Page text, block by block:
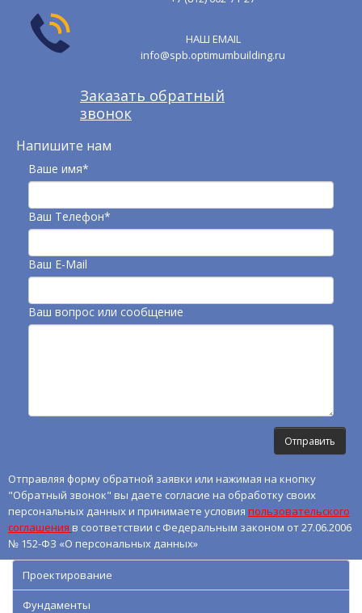
НАШ EMAIL
info@spb.optimumbuilding.ru
Заказать обратный
звонок
Напишите нам
Ваше имя*
Ваш Телефон*
Ваш E-Mail
Ваш вопрос или сообщение
Отправляя форму обратной заявки или нажимая на кнопку
"Обратный звонок" вы даете согласие на обработку своих
персональных данных и принимаете условия пользовательского
соглашения в соответствии с Федеральным законом от 27.06.2006
№ 152-ФЗ «О персональных данных»
Проектирование
Фундаменты